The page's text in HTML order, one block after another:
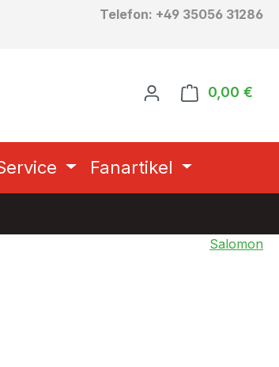
Telefon: +49 35056 31286
0,00 €
Fanartikel
Salomon